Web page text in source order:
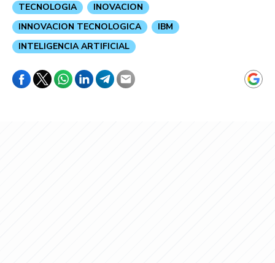
TECNOLOGIA
INOVACION
INNOVACION TECNOLOGICA
IBM
INTELIGENCIA ARTIFICIAL